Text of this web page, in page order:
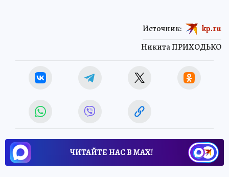
Никита ПРИХОДЬКО
Источник: kp.ru
ЧИТАЙТЕ НАС В МАХ!